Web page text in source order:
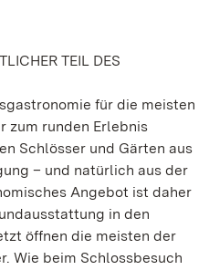
TEIL DES
für die meisten
zum runden Erlebnis
Schlösser und Gärten aus
– und natürlich aus der
Angebot ist daher
in den
öffnen die meisten der
Wie beim Schlossbesuch